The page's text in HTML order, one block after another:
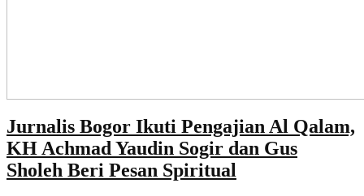
Jurnalis Bogor Ikuti Pengajian Al Qalam,
KH Achmad Yaudin Sogir dan Gus
Sholeh Beri Pesan Spiritual